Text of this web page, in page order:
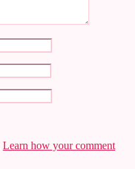
Learn how your comment